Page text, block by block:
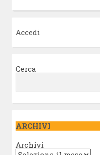
Accedi
Cerca
ARCHIVI
Archivi